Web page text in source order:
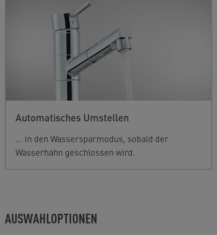
Automatisches Umstellen
... in den Wassersparmodus, sobald der
Wasserhahn geschlossen wird.
AUSWAHLOPTIONEN